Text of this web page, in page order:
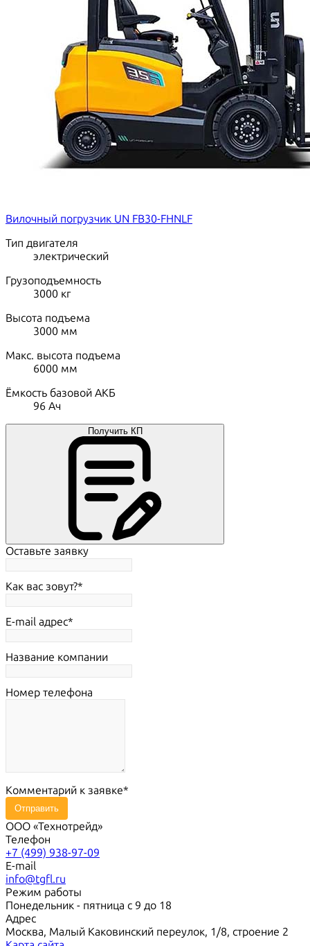
Вилочный погрузчик UN FB30-FHNLF
Тип двигателя
электрический
Грузоподъемность
3000 кг
Высота подъема
3000 мм
Макс. высота подъема
6000 мм
Ёмкость базовой АКБ
96 Ач
Получить КП
Оставьте заявку
Как вас зовут?
E-mail адрес
Название компании
Номер телефона
Комментарий к заявке
Отправить
ООО «Технотрейд»
Телефон
+7 (499) 938-97-09
E-mail
info@tgfl.ru
Режим работы
Понедельник - пятница с 9 до 18
Адрес
Москва, Малый Каковинский переулок, 1/8, строение 2